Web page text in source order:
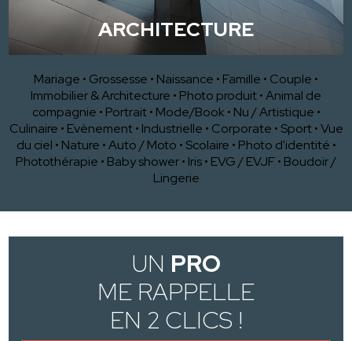
ARCHITECTURE
Mariage • Grossesse • Naissance • Famille • Couple •
Immobilier & Architecture • Photo produit•Animal de
compagnie • Portrait • Mode/Book • Nu / Artistique •
Culinaire • Evènement • Industrielle • Corporate • Sport •Vue
du ciel • Nature •Auto / Moto • Scolaire • Photo d'identité •
Photothérapie • Baby shower• Iris• EVG / EVJF• Boudoir /
Lingerie
UN PRO
ME RAPPELLE
EN 2 CLICS !